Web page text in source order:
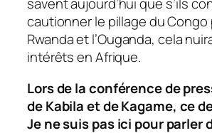
cautionner le pillage du Congo
Rwanda et l’Ouganda, cela
intérêts en Afrique.
Lors de la conférence de
de Kabila et de Kagame, ce
Je ne suis pas ici pour parler